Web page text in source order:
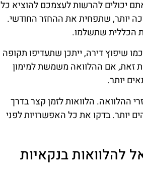
יכולים להרשות לעצמכם להוציא כל
יותר, שתפחית את ההחזר החודשי.
הכללית שתשלמו.
שיפוץ דירה, ייתכן שתעדיפו תקופה
זאת, אם ההלוואה משמשת למימון
יותר.
ההלוואה. הלוואות לזמן קצר בדרך
יותר. בדקו את כל האפשרויות לפני
להלוואות בנקאיות